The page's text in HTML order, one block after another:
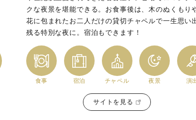
クな夜景を堪能できる。お食事後は、木のぬくもり
花に包まれたお二人だけの貸切チャペルで一生思い
残る特別な夜に。宿泊もできます！
食事 宿泊 チャペル 夜景 演
サイトを見る